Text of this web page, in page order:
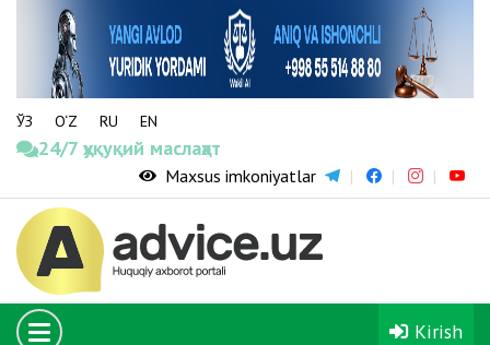
ЎЗ O‘Z RU EN
24/7 ҳуқуқий маслаҳат
Maxsus imkoniyatlar
Kirish